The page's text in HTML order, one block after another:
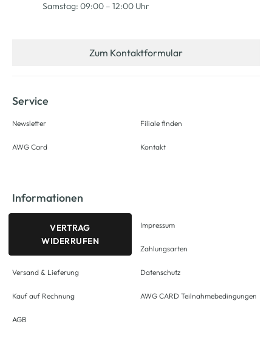
Samstag: 09:00 – 12:00 Uhr
Zum Kontaktformular
Service
Newsletter
AWG Card
Filiale finden
Kontakt
Informationen
VERTRAG
WIDERRUFEN
Versand & Lieferung
Kauf auf Rechnung
AGB
Impressum
Zahlungsarten
Datenschutz
AWG CARD Teilnahmebedingungen